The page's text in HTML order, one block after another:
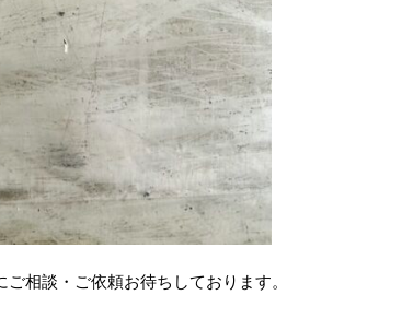
相談・ご依頼お待ちしております。